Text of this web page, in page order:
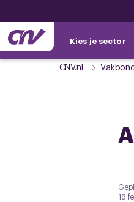
Kies je sector
CNV.nl
18